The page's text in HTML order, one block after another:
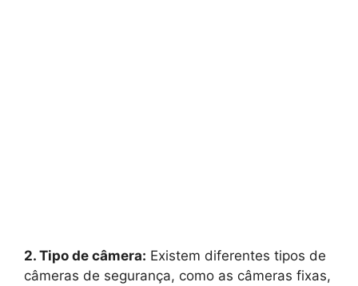
2. Tipo de câmera: Existem diferentes tipos de
câmeras de segurança, como as câmeras fixas,